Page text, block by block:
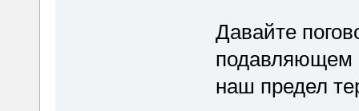
Давайте
подавляющем
наш предел